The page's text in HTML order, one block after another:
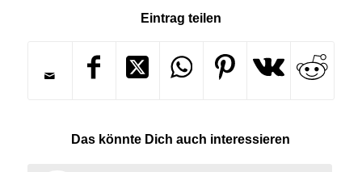
Eintrag teilen
Das könnte Dich auch interessieren